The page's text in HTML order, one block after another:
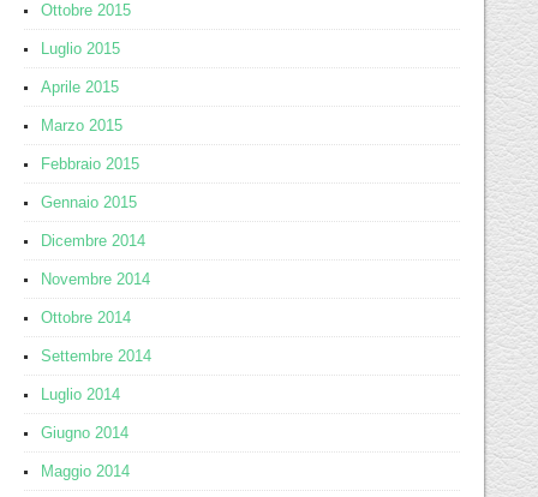
Ottobre 2015
Luglio 2015
Aprile 2015
Marzo 2015
Febbraio 2015
Gennaio 2015
Dicembre 2014
Novembre 2014
Ottobre 2014
Settembre 2014
Luglio 2014
Giugno 2014
Maggio 2014